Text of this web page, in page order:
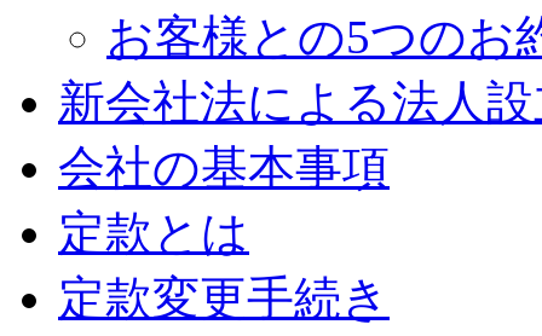
お客様との5つのお
新会社法による法人
会社の基本事項
定款とは
定款変更手続き